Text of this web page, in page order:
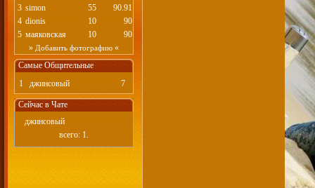
3 simon 55
90.91
4 dionis 10
90
5 маяковская 10
90
» Добавить фотографию «
Самые Общительные
1
джинсовый 7
Сейчас в Чате
джинсовый
всего: 1.